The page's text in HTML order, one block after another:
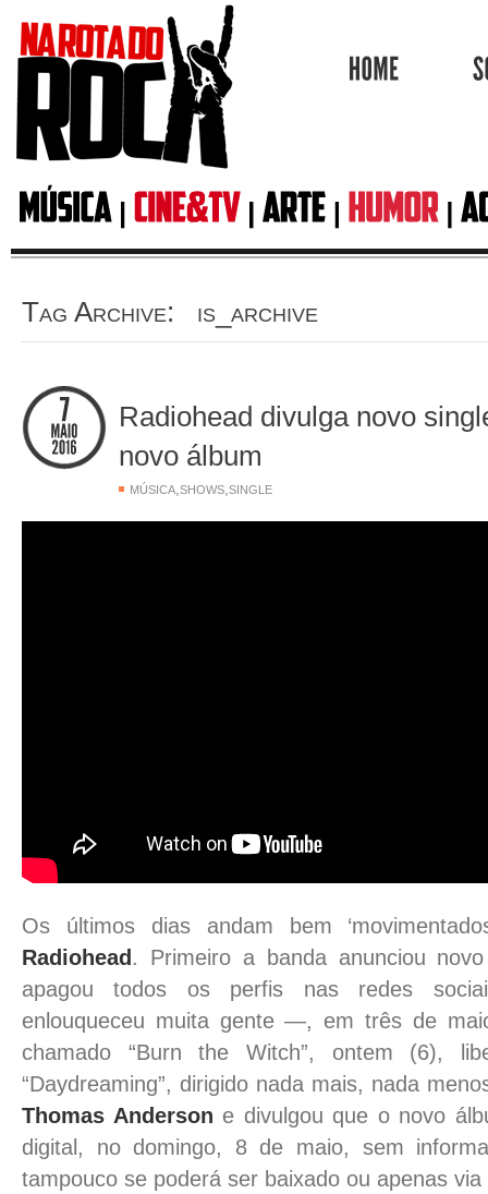
Tag Archive: is_archive
Radiohead divulga novo
novo álbum
MÚSICA,SHOWS,SINGLE
Os últimos dias andam bem
Radiohead . Primeiro a banda anunciou
apagou todos os perfis nas redes
enlouqueceu muita gente —, em três de
chamado “Burn the Witch”, ontem (6),
“Daydreaming”, dirigido nada mais, nada
Thomas Anderson e divulgou que o novo
digital, no domingo, 8 de maio, sem
tampouco se poderá ser baixado ou apenas